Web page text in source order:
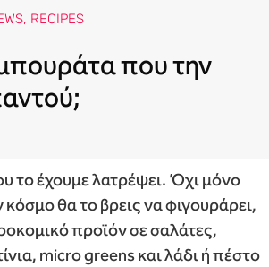
, RECIPES
μπουράτα που την
το έχουμε λατρέψει. Όχι μόνο
κόσμο θα το βρεις να φιγουράρει,
προϊόν σε σαλάτες,
micro greens και λάδι ή πέστο